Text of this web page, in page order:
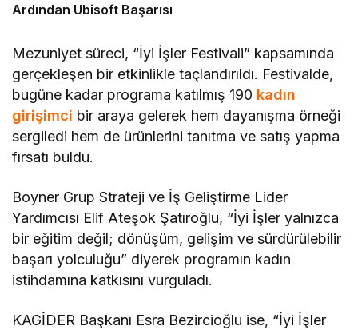
Ardından Ubisoft Başarısı
Mezuniyet süreci, “İyi İşler Festivali” kapsamında
gerçekleşen bir etkinlikle taçlandırıldı. Festivalde,
bugüne kadar programa katılmış 190 kadın
girişimci bir araya gelerek hem dayanışma örneği
sergiledi hem de ürünlerini tanıtma ve satış yapma
fırsatı buldu.
Boyner Grup Strateji ve İş Geliştirme Lider
Yardımcısı Elif Ateşok Şatıroğlu, “İyi İşler yalnızca
bir eğitim değil; dönüşüm, gelişim ve sürdürülebilir
başarı yolculuğu” diyerek programın kadın
istihdamına katkısını vurguladı.
KAGİDER Başkanı Esra Bezircioğlu ise, “İyi İşler